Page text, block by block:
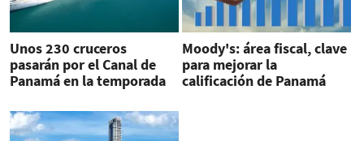
Unos 230 cruceros
pasarán por el Canal de
Panamá en la temporada
Moody's: área fiscal, clave
para mejorar la
calificación de Panamá